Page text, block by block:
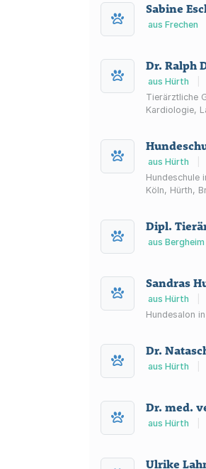
Sabine
aus Frechen
Dr. Ralph
aus Hürth
Tierärztliche
Kardiologie,
aus Hürth
Hundeschule
Köln, Hürth,
Dipl.
aus Bergheim
Sandras
aus Hürth
Hundesalon
Dr.
aus Hürth
Dr. med.
aus Hürth
Ulrike